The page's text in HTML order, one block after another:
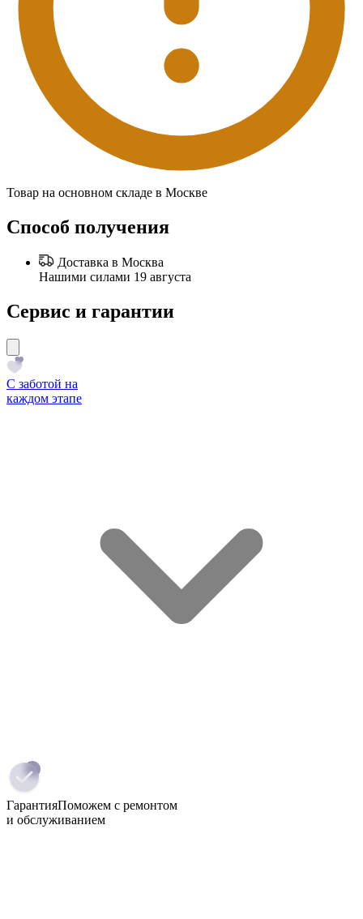
Товар на основном складе в Москве
Способ получения
Доставка в Москва
Нашими силами 19 августа
Сервис и гарантии
С заботой на
каждом этапе
ГарантияПоможем с ремонтом
и обслуживанием